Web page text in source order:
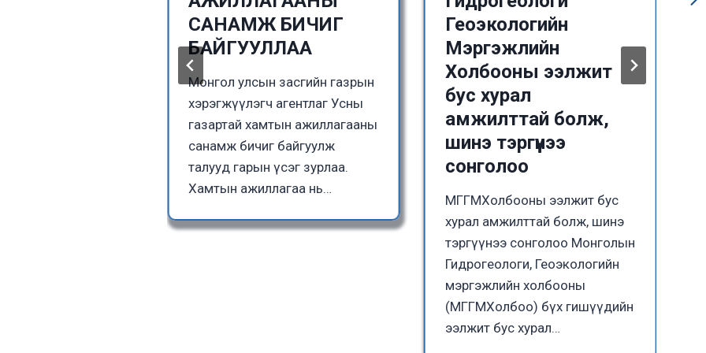
САНАМЖ БИЧИГ
БАЙГУУЛЛАА
Монгол улсын засгийн газрын
хэрэгжүүлэгч агентлаг Усны
газартай хамтын ажиллагааны
санамж бичиг байгуулж
талууд гарын үсэг зурлаа.
Хамтын ажиллагаа нь…
Геоэкологийн
Мэргэжлийн
Холбооны ээлжит
бус хурал
амжилттай болж,
шинэ тэргүүнээ
сонголоо
МГГМХолбооны ээлжит бус
хурал амжилттай болж, шинэ
тэргүүнээ сонголоо Монголын
Гидрогеологи, Геоэкологийн
мэргэжлийн холбооны
(МГГМХолбоо) бүх гишүүдийн
ээлжит бус хурал…